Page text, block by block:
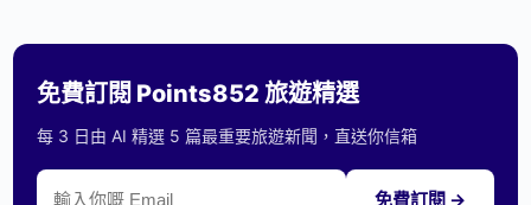
免費訂閱 Points852 旅遊精選
每 3 日由 AI 精選 5 篇最重要旅遊新聞，直送你信箱
免費訂閱 →